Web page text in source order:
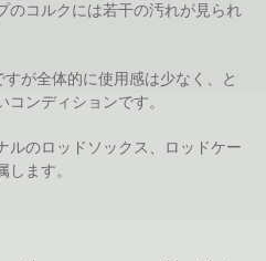
のコルクには若干の汚れが見られ
すが全体的に使用感は少なく、と
コンディションです。
ルのロッドソックス、ロッドケー
します。